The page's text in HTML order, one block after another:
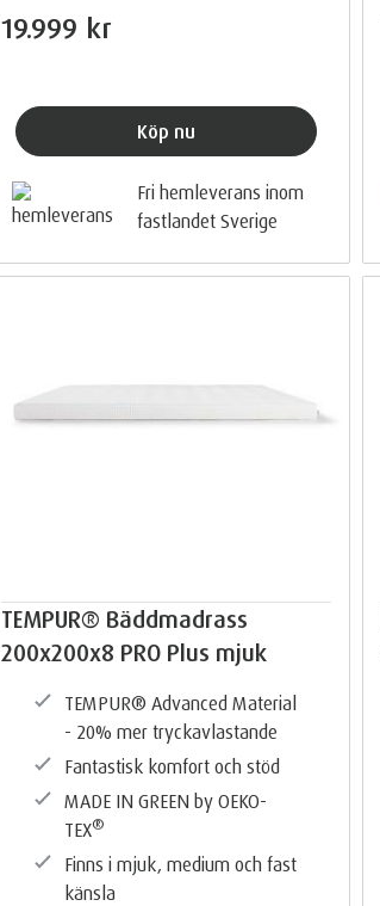
19.999 kr
Köp nu
Fri hemleverans inom
fastlandet Sverige
TEMPUR® Bäddmadrass
200x200x8 PRO Plus mjuk
TEMPUR®️ Advanced Material
- 20% mer tryckavlastande
Fantastisk komfort och stöd
MADE IN GREEN by OEKO-
TEX®️
Finns i mjuk, medium och fast
känsla